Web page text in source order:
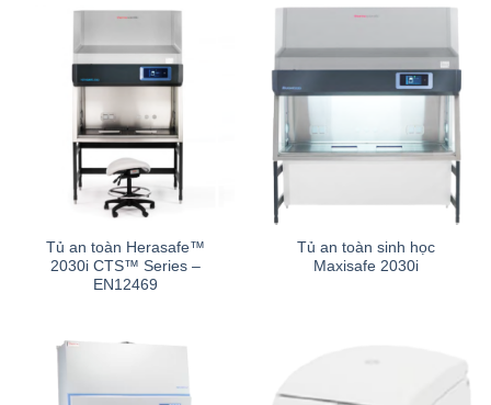
Tủ an toàn Herasafe™
2030i CTS™ Series –
EN12469
Tủ an toàn sinh học
Maxisafe 2030i